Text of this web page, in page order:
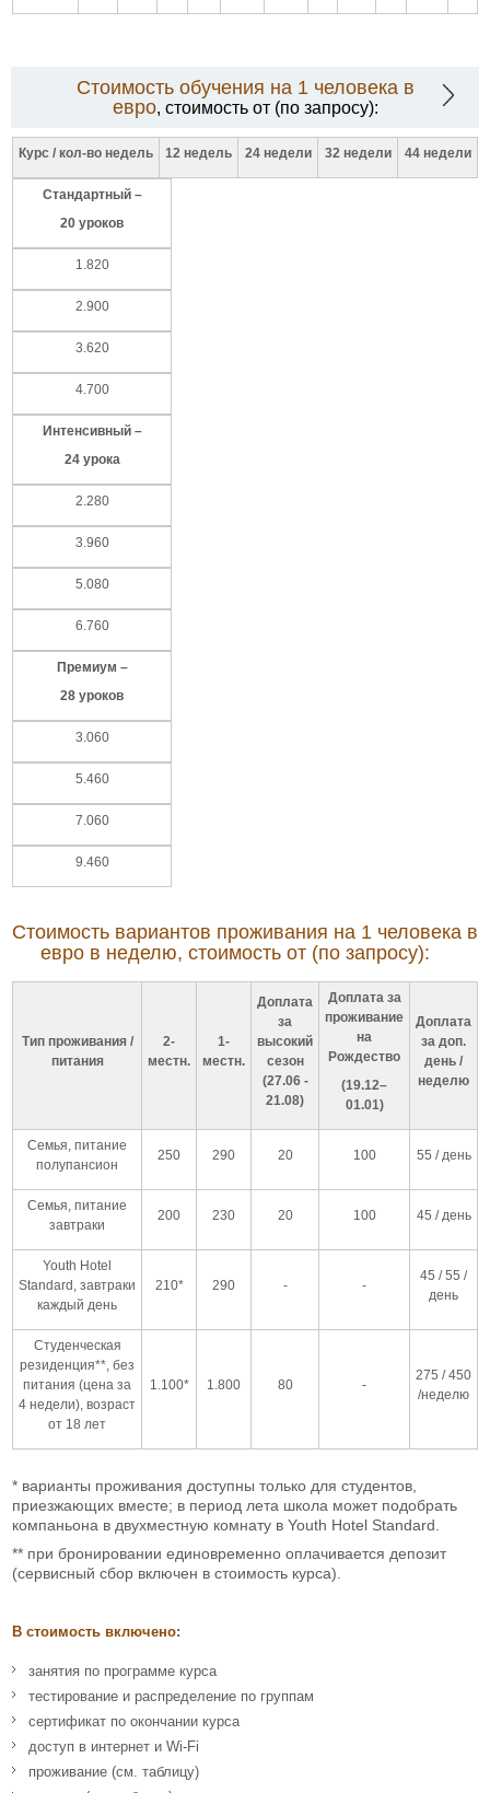
Стоимость обучения на 1 человека в
евро, стоимость от (по запросу):
Курс / кол-во недель 12 недель 24 недели 32 недели 44 недели
Стандартный –
20 уроков
1.820
2.900
3.620
4.700
Интенсивный –
24 урока
2.280
3.960
5.080
6.760
Премиум –
28 уроков
3.060
5.460
7.060
9.460
Стоимость вариантов проживания на 1 человека в
евро в неделю, стоимость от (по запросу):
Тип проживания /
питания
2-
местн.
1-
местн.
Доплата
за
высокий
сезон
(27.06 -
21.08)
Доплата за
проживание
на
Рождество
(19.12–
01.01)
Доплата
за доп.
день /
неделю
Семья, питание
полупансион
250 290 20 100 55 / день
Семья, питание
завтраки
200 230 20 100 45 / день
Youth Hotel
Standard, завтраки
каждый день
210* 290 - -
45 / 55 /
день
Студенческая
резиденция**, без
питания (цена за
4 недели), возраст
от 18 лет
1.100* 1.800 80 -
275 / 450
/неделю
* варианты проживания доступны только для студентов,
приезжающих вместе; в период лета школа может подобрать
компаньона в двухместную комнату в Youth Hotel Standard.
** при бронировании единовременно оплачивается депозит
(сервисный сбор включен в стоимость курса).
В стоимость включено:
занятия по программе курса
тестирование и распределение по группам
сертификат по окончании курса
доступ в интернет и Wi-Fi
проживание (см. таблицу)